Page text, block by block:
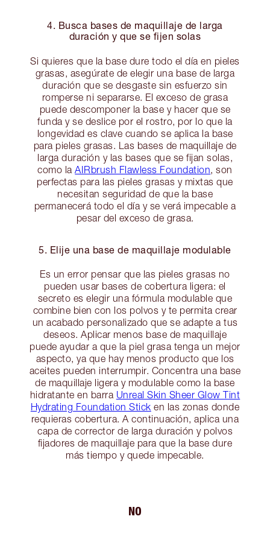
4. Busca bases de maquillaje de larga
duración y que se fijen solas
Si quieres que la base dure todo el día en pieles
grasas, asegúrate de elegir una base de larga
duración que se desgaste sin esfuerzo sin
romperse ni separarse. El exceso de grasa
puede descomponer la base y hacer que se
funda y se deslice por el rostro, por lo que la
longevidad es clave cuando se aplica la base
para pieles grasas. Las bases de maquillaje de
larga duración y las bases que se fijan solas,
como laAIRbrush Flawless Foundation , son
perfectas para las pieles grasas y mixtas que
necesitan seguridad de que la base
permanecerá todo el día y se verá impecable a
pesar del exceso de grasa.
5. Elije una base de maquillaje modulable
Es un error pensar que las pieles grasas no
pueden usar bases de cobertura ligera: el
secreto es elegir una fórmula modulable que
combine bien con los polvos y te permita crear
un acabado personalizado que se adapte a tus
deseos. Aplicar menos base de maquillaje
puede ayudar a que la piel grasa tenga un mejor
aspecto, ya que hay menos producto que los
aceites pueden interrumpir. Concentra una base
de maquillaje ligera y modulable como la base
hidratante en barra Unreal Skin Sheer Glow Tint
Hydrating Foundation Stick en las zonas donde
requieras cobertura. A continuación, aplica una
capa de corrector de larga duración y polvos
fijadores de maquillaje para que la base dure
más tiempo y quede impecable.
NO